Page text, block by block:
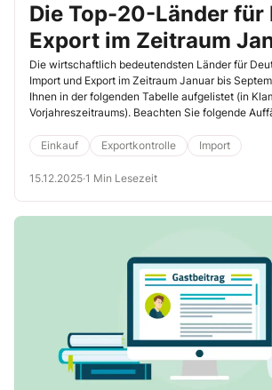
Die Top-20-Länder für
Export im Zeitraum
September 2025
Die wirtschaftlich bedeutendsten Länder für
Import und Export im Zeitraum Januar bis
Ihnen in der folgenden Tabelle aufgelistet (in
Vorjahreszeitraums). Beachten Sie folgende
Einkauf Exportkontrolle Import
15.12.2025·1 Min Lesezeit